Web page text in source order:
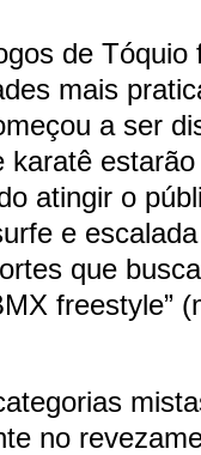
de Tóquio
mais
a ser
karatê
atingir o
e
que
freestyle”
no